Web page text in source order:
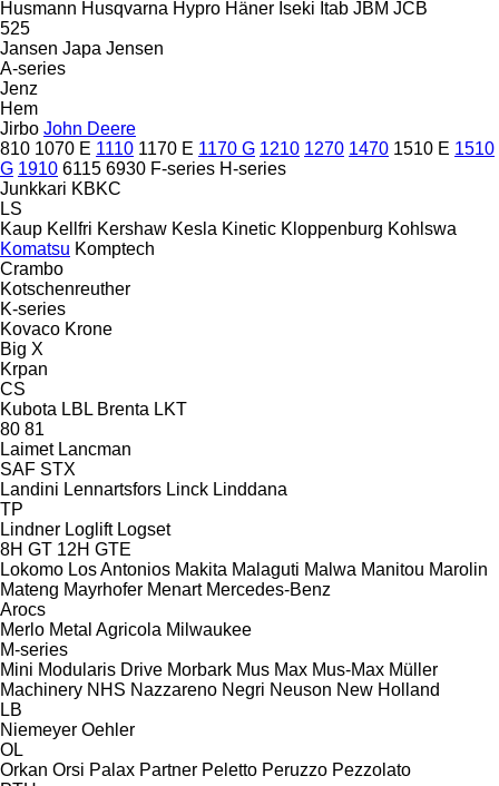
Husmann Husqvarna Hypro Häner Iseki Itab JBM JCB
525
Jansen Japa Jensen
A-series
Jenz
Hem
Jirbo John Deere
810 1070 E 1110 1170 E 1170 G 1210 1270 1470 1510 E 1510
G 1910 6115 6930 F-series H-series
Junkkari KBKC
LS
Kaup Kellfri Kershaw Kesla Kinetic Kloppenburg Kohlswa
Komatsu Komptech
Crambo
Kotschenreuther
K-series
Kovaco Krone
Big X
Krpan
CS
Kubota LBL Brenta LKT
80 81
Laimet Lancman
SAF STX
Landini Lennartsfors Linck Linddana
TP
Lindner Loglift Logset
8H GT 12H GTE
Lokomo Los Antonios Makita Malaguti Malwa Manitou Marolin
Mateng Mayrhofer Menart Mercedes-Benz
Arocs
Merlo Metal Agricola Milwaukee
M-series
Mini Modularis Drive Morbark Mus Max Mus-Max Müller
Machinery NHS Nazzareno Negri Neuson New Holland
LB
Niemeyer Oehler
OL
Orkan Orsi Palax Partner Peletto Peruzzo Pezzolato